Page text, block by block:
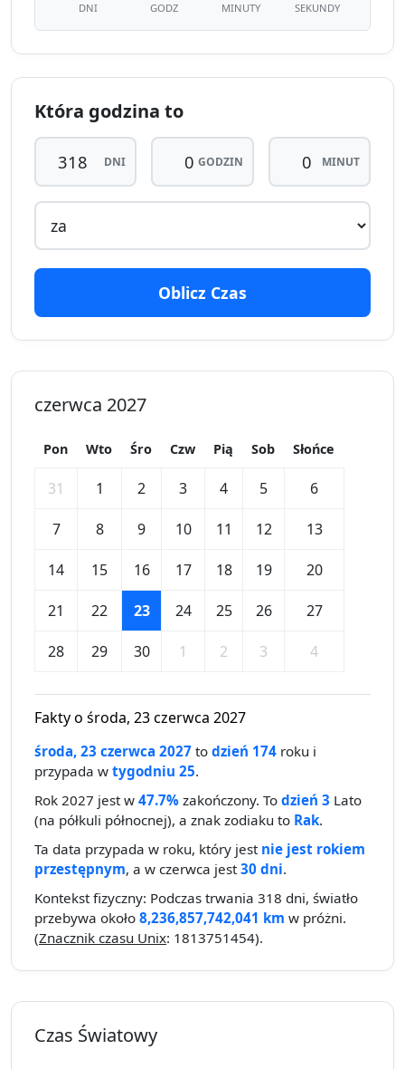
DNI GODZ MINUTY SEKUNDY
Która godzina to
DNI GODZIN MINUT
Oblicz Czas
czerwca 2027
Pon Wto Śro Czw Pią Sob Słońce
31 1 2 3 4 5 6
7 8 9 10 11 12 13
14 15 16 17 18 19 20
21 22 23 24 25 26 27
28 29 30 1 2 3 4
Fakty o środa, 23 czerwca 2027
środa, 23 czerwca 2027 to dzień 174 roku i
przypada w tygodniu 25.
Rok 2027 jest w 47.7% zakończony. To dzień 3 Lato
(na półkuli północnej), a znak zodiaku to Rak.
Ta data przypada w roku, który jest nie jest rokiem
przestępnym, a w czerwca jest30 dni.
Kontekst fizyczny: Podczas trwania 318 dni, światło
przebywa około 8,236,857,742,041 km w próżni.
(Znacznik czasu Unix: 1813751454).
Czas Światowy